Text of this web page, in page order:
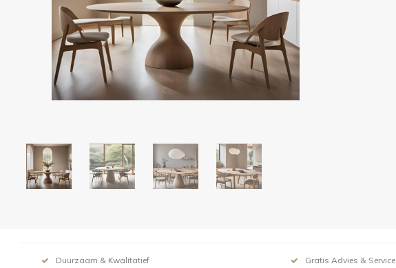
Duurzaam & Kwalitatief Gratis Advies & Service